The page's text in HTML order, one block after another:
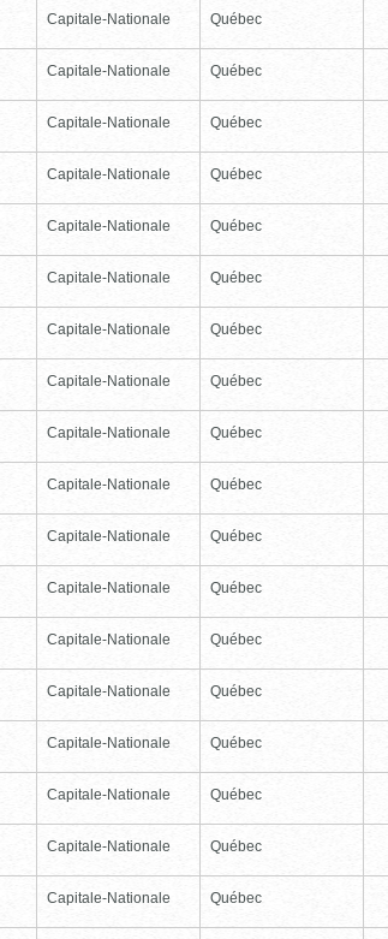
Capitale-Nationale Québec
Capitale-Nationale Québec
Capitale-Nationale Québec
Capitale-Nationale Québec
Capitale-Nationale Québec
Capitale-Nationale Québec
Capitale-Nationale Québec
Capitale-Nationale Québec
Capitale-Nationale Québec
Capitale-Nationale Québec
Capitale-Nationale Québec
Capitale-Nationale Québec
Capitale-Nationale Québec
Capitale-Nationale Québec
Capitale-Nationale Québec
Capitale-Nationale Québec
Capitale-Nationale Québec
Capitale-Nationale Québec